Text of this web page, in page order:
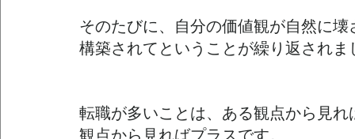
そのたびに、自分の価値観が自然に
構築されてということが繰り返されま
転職が多いことは、ある観点から見れ
観点から見ればプラスです。